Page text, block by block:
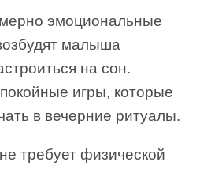
эмоциональные
малыша
на сон.
игры, которые
в вечерние ритуалы.
требует физической